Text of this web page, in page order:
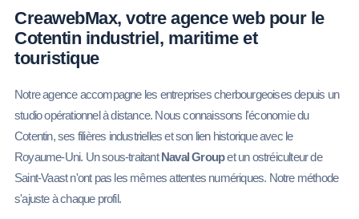
CreawebMax, votre agence web pour le
Cotentin industriel, maritime et
touristique
Notre agence accompagne les entreprises cherbourgeoises depuis un
studio opérationnel à distance. Nous connaissons l'économie du
Cotentin, ses filières industrielles et son lien historique avec le
Royaume-Uni. Un sous-traitantNaval Groupet un ostréiculteur de
Saint-Vaast n'ont pas les mêmes attentes numériques. Notre méthode
s'ajuste à chaque profil.